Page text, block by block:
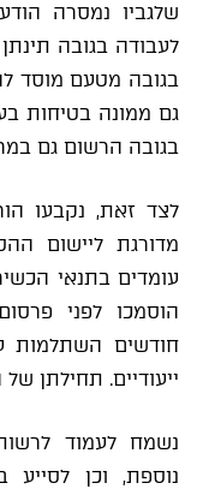
שלגביו נמסרה
בגובה הרשום גם
לצד זאת, נקבעו
מדורגת ליישום
עומדים בתנאי
ייעודיים. תחילתן של
נשמח לעמוד
נוספת, וכן לסייע